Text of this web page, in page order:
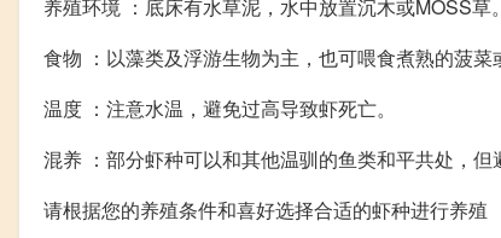
养殖环境 ：底床有水草泥，水中放置沉木或MOSS草。
食物 ：以藻类及浮游生物为主，也可喂食煮熟的菠菜
温度 ：注意水温，避免过高导致虾死亡。
混养 ：部分虾种可以和其他温驯的鱼类和平共处，但
请根据您的养殖条件和喜好选择合适的虾种进行养殖